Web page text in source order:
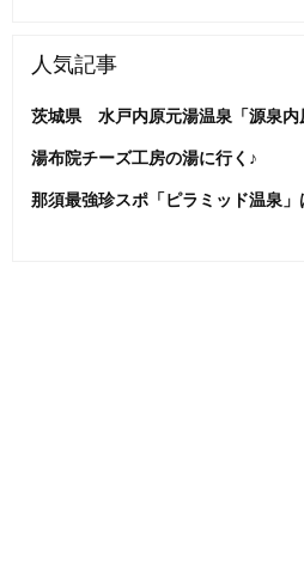
人気記事
茨城県 水戸内原元湯温泉「源泉内
湯布院チーズ工房の湯に行く♪
那須最強珍スポ「ピラミッド温泉」